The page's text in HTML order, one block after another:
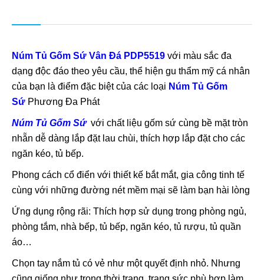
Núm Tủ Gốm Sứ Vân Đá PDP5519 với màu sắc đa
dạng độc đáo theo yêu cầu, thể hiện gu thẩm mỹ cá nhân
của bạn là điểm đặc biệt của các loại Núm Tủ Gốm
Sứ Phương Đa Phát
Núm Tủ Gốm Sứvới chất liệu gốm sứ cùng bề mặt tròn
nhẵn dễ dàng lắp đặt lau chùi, thích hợp lắp đặt cho các
ngăn kéo, tủ bếp.
Phong cách cổ điển với thiết kế bắt mắt, gia công tinh tế
cùng với những đường nét mềm mại sẽ làm bạn hài lòng
Ứng dụng rộng rãi: Thích hợp sử dụng trong phòng ngủ,
phòng tắm, nhà bếp, tủ bếp, ngăn kéo, tủ rượu, tủ quần
áo…
Chọn tay nắm tủ có vẻ như một quyết định nhỏ. Nhưng